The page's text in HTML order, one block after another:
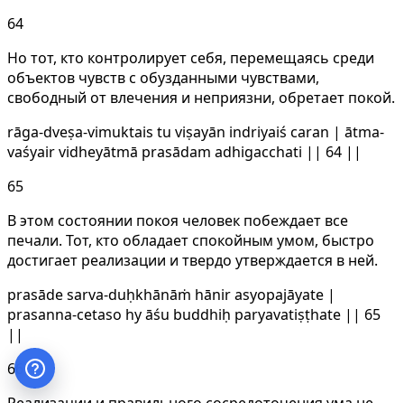
64
Но тот, кто контролирует себя, перемещаясь среди
объектов чувств с обузданными чувствами,
свободный от влечения и неприязни, обретает покой.
rāga-dveṣa-vimuktais tu viṣayān indriyaiś caran | ātma-
vaśyair vidheyātmā prasādam adhigacchati || 64 ||
65
В этом состоянии покоя человек побеждает все
печали. Тот, кто обладает спокойным умом, быстро
достигает реализации и твердо утверждается в ней.
prasāde sarva-duḥkhānāṁ hānir asyopajāyate |
prasanna-cetaso hy āśu buddhiḥ paryavatiṣṭhate || 65
||
66